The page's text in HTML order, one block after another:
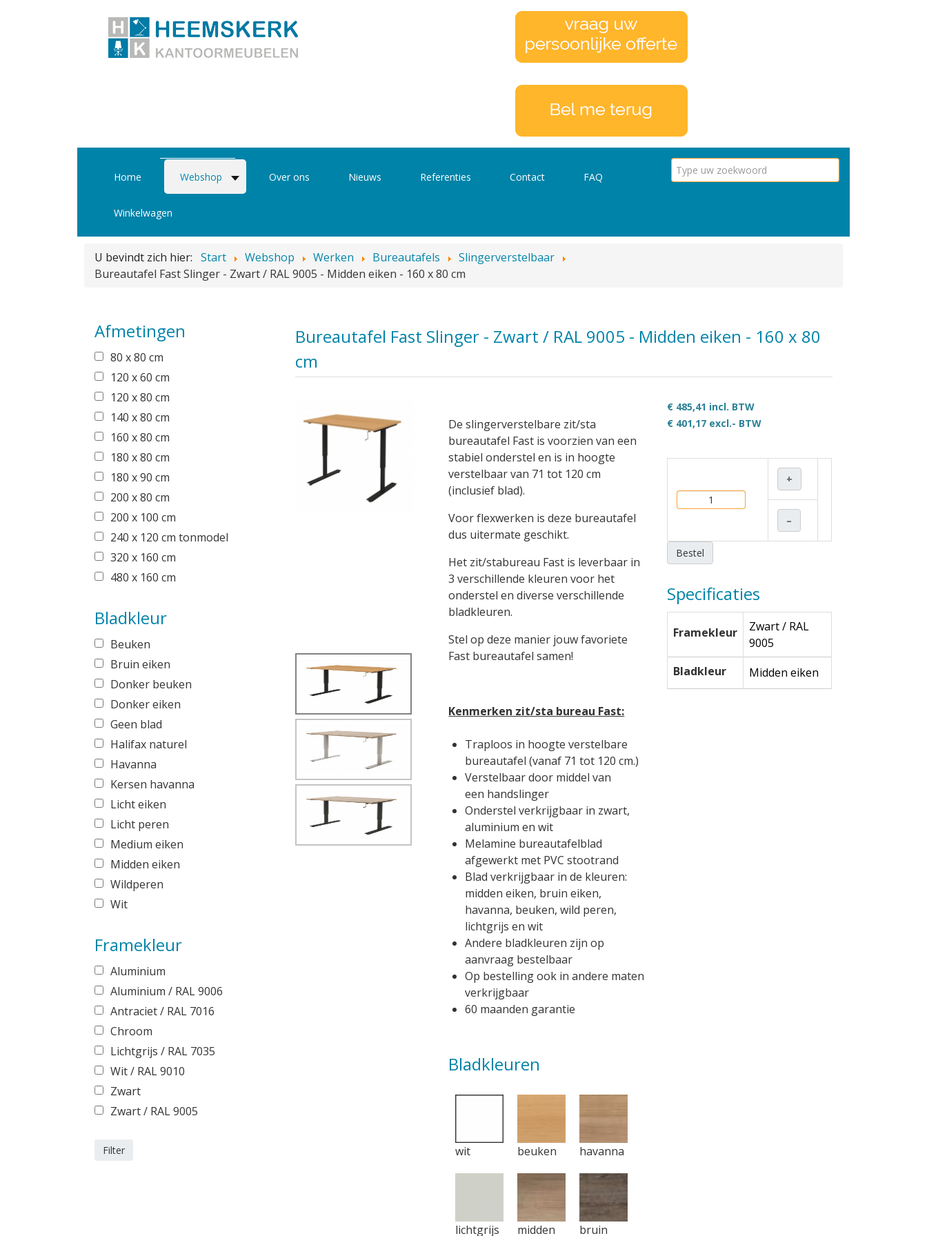
Home Webshop Over ons Nieuws Referenties Contact FAQ
Winkelwagen
U bevindt zich hier: Start Webshop Werken Bureautafels
Slingerverstelbaar
Bureautafel Fast Slinger - Zwart / RAL 9005 - Midden eiken - 160 x 80 cm
Afmetingen
80 x 80 cm
120 x 60 cm
120 x 80 cm
140 x 80 cm
160 x 80 cm
180 x 80 cm
180 x 90 cm
200 x 80 cm
200 x 100 cm
240 x 120 cm tonmodel
320 x 160 cm
480 x 160 cm
Bladkleur
Beuken
Bruin eiken
Donker beuken
Donker eiken
Geen blad
Halifax naturel
Havanna
Kersen havanna
Licht eiken
Licht peren
Medium eiken
Midden eiken
Wildperen
Wit
Framekleur
Aluminium
Aluminium / RAL 9006
Antraciet / RAL 7016
Chroom
Lichtgrijs / RAL 7035
Wit / RAL 9010
Zwart
Zwart / RAL 9005
Bureautafel Fast Slinger - Zwart / RAL 9005 - Midden eiken - 160 x 80
cm
De slingerverstelbare zit/sta
bureautafel Fast is voorzien van een
stabiel onderstel en is in hoogte
verstelbaar van 71 tot 120 cm
(inclusief blad).
Voor flexwerken is deze bureautafel
dus uitermate geschikt.
Het zit/stabureau Fast is leverbaar in
3 verschillende kleuren voor het
onderstel en diverse verschillende
bladkleuren.
Stel op deze manier jouw favoriete
Fast bureautafel samen!
Kenmerken zit/sta bureau Fast:
Traploos in hoogte verstelbare
bureautafel (vanaf 71 tot 120 cm.)
Verstelbaar door middel van
een handslinger
Onderstel verkrijgbaar in zwart,
aluminium en wit
Melamine bureautafelblad
afgewerkt met PVC stootrand
Blad verkrijgbaar in de kleuren:
midden eiken, bruin eiken,
havanna, beuken, wild peren,
lichtgrijs en wit
Andere bladkleuren zijn op
aanvraag bestelbaar
Op bestelling ook in andere maten
verkrijgbaar
60 maanden garantie
Bladkleuren
wit beuken havanna
lichtgrijs
midden
bruin
€ 485,41 incl. BTW
€ 401,17 excl.- BTW
+
–
Bestel
Specificaties
Framekleur
Zwart / RAL
9005
Bladkleur
Midden eiken